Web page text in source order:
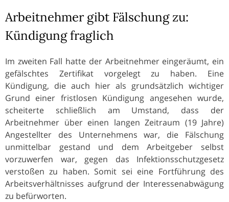
Arbeitnehmer gibt Fälschung zu:
Kündigung fraglich
Im zweiten Fall hatte der Arbeitnehmer eingeräumt, ein
gefälschtes Zertifikat vorgelegt zu haben. Eine
Kündigung, die auch hier als grundsätzlich wichtiger
Grund einer fristlosen Kündigung angesehen wurde,
scheiterte schließlich am Umstand, dass der
Arbeitnehmer über einen langen Zeitraum (19 Jahre)
Angestellter des Unternehmens war, die Fälschung
unmittelbar gestand und dem Arbeitgeber selbst
vorzuwerfen war, gegen das Infektionsschutzgesetz
verstoßen zu haben. Somit sei eine Fortführung des
Arbeitsverhältnisses aufgrund der Interessenabwägung
zu befürworten.